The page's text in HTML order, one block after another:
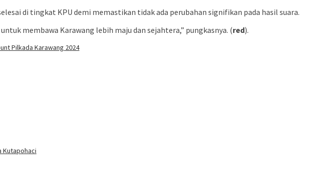
di tingkat KPU demi memastikan tidak ada perubahan signifikan pada hasil suara.
membawa Karawang lebih maju dan sejahtera,” pungkasnya. (red).
Pilkada Karawang 2024
Kutapohaci